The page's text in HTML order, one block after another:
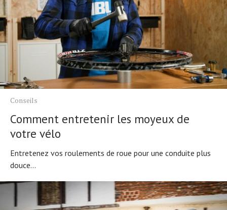
Conseils
Comment entretenir les moyeux de
votre vélo
Entretenez vos roulements de roue pour une conduite plus
douce...
Actualités
Technologies
Tests de produits
Tendances